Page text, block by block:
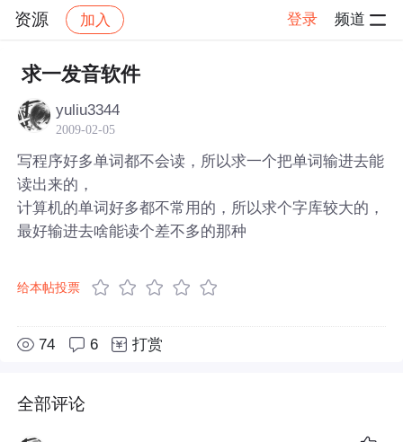
资源 加入 登录 频道
社区 资源 帖子详情
求一发音软件
yuliu3344
2009-02-05
写程序好多单词都不会读，所以求一个把单词输进去能
读出来的，
计算机的单词好多都不常用的，所以求个字库较大的，
最好输进去啥能读个差不多的那种
给本帖投票
74 6 打赏
全部评论